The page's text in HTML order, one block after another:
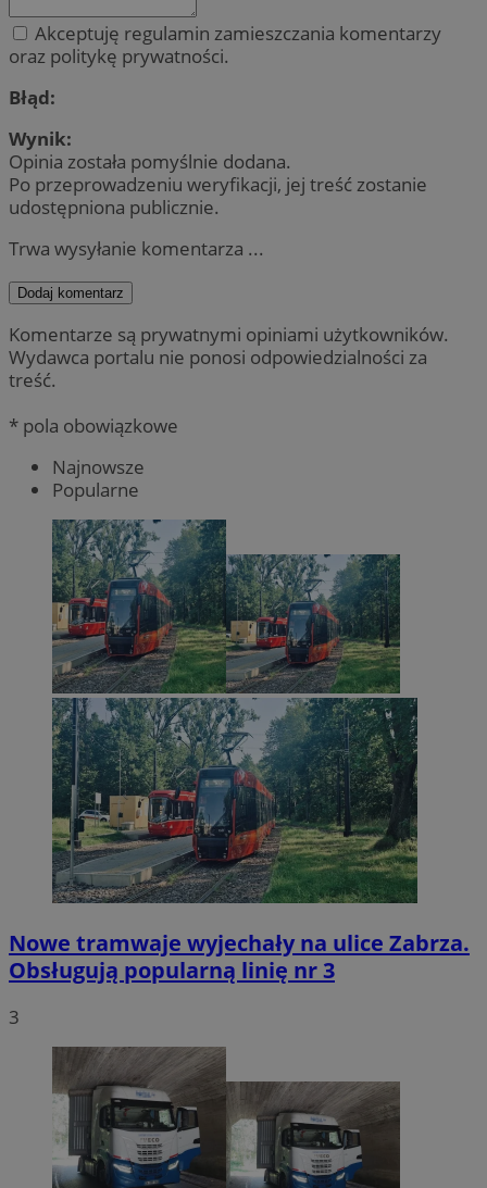
Akceptuję regulamin zamieszczania komentarzy
oraz politykę prywatności.
Błąd:
Wynik:
Opinia została pomyślnie dodana.
Po przeprowadzeniu weryfikacji, jej treść zostanie
udostępniona publicznie.
Trwa wysyłanie komentarza ...
Dodaj komentarz
Komentarze są prywatnymi opiniami użytkowników.
Wydawca portalu nie ponosi odpowiedzialności za
treść.
* pola obowiązkowe
Najnowsze
Popularne
Nowe tramwaje wyjechały na ulice Zabrza.
Obsługują popularną linię nr 3
3